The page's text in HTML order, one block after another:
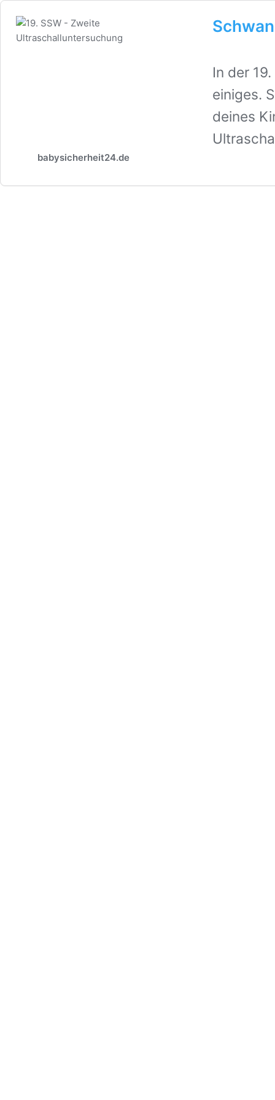
In der
einiges.
deines
babysicherheit24.de